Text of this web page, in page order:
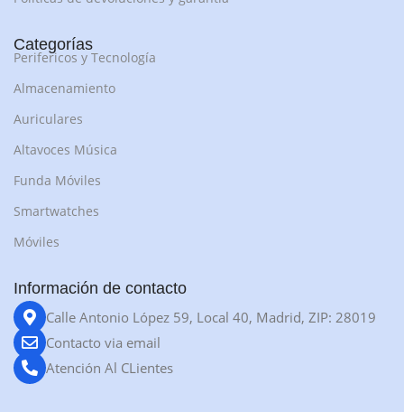
Categorías
Perifericos y Tecnología
Almacenamiento
Auriculares
Altavoces Música
Funda Móviles
Smartwatches
Móviles
Información de contacto
Calle Antonio López 59, Local 40, Madrid, ZIP: 28019
Contacto via email
Atención Al CLientes